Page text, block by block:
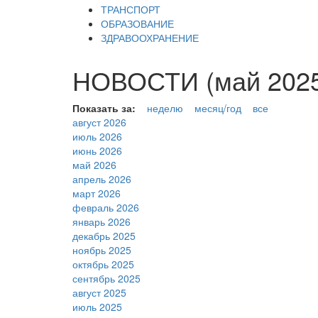
ТРАНСПОРТ
ОБРАЗОВАНИЕ
ЗДРАВООХРАНЕНИЕ
НОВОСТИ (май
Показать за: неделю месяц/год
все
август 2026
июль 2026
июнь 2026
май 2026
апрель 2026
март 2026
февраль 2026
январь 2026
декабрь 2025
ноябрь 2025
октябрь 2025
сентябрь 2025
август 2025
июль 2025